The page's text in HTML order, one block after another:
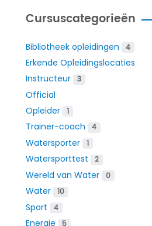
Cursuscategorieën
Bibliotheek opleidingen 4
Erkende Opleidingslocaties
Instructeur 3
Official
Opleider 1
Trainer-coach 4
Watersporter 1
Watersporttest 2
Wereld van Water 0
Water 10
Sport 4
Energie 5